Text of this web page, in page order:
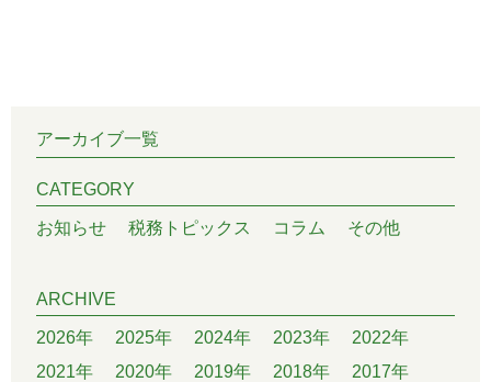
アーカイブ一覧
CATEGORY
お知らせ 税務トピックス コラム その他
ARCHIVE
2026年 2025年 2024年 2023年
2022年
2021年
2020年 2019年 2018年
2017年